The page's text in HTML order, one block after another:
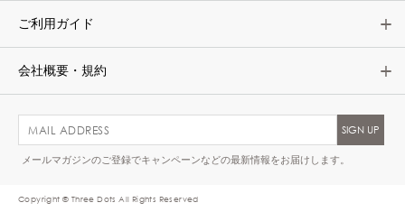
ご利用ガイド
会社概要・規約
メールマガジンのご登録でキャンペーンなどの最新情報をお届けします。
Copyright © Three Dots All Rights Reserved